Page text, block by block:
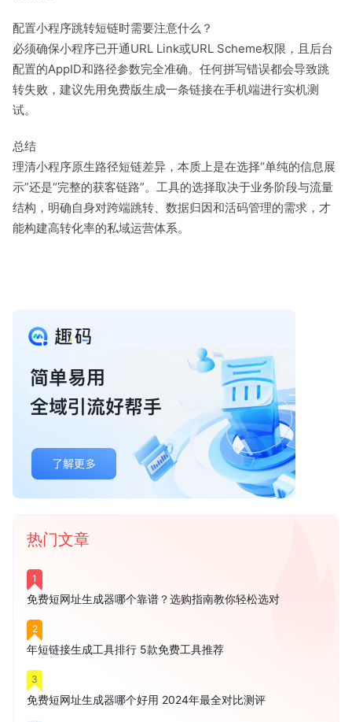
配置小程序跳转短链时需要注意什么？
必须确保小程序已开通URL Link或URL Scheme权限，且后台
配置的AppID和路径参数完全准确。任何拼写错误都会导致跳
转失败，建议先用免费版生成一条链接在手机端进行实机测
试。
总结
理清小程序原生路径短链差异，本质上是在选择“单纯的信息展
示”还是“完整的获客链路”。工具的选择取决于业务阶段与流量
结构，明确自身对跨端跳转、数据归因和活码管理的需求，才
能构建高转化率的私域运营体系。
热门文章
1
免费短网址生成器哪个靠谱？选购指南教你轻松选对
2
年短链接生成工具排行 5款免费工具推荐
3
免费短网址生成器哪个好用 2024年最全对比测评